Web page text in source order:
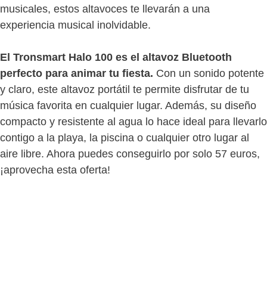
musicales, estos altavoces te llevarán a una
experiencia musical inolvidable.
El Tronsmart Halo 100 es el altavoz Bluetooth
perfecto para animar tu fiesta. Con un sonido potente
y claro, este altavoz portátil te permite disfrutar de tu
música favorita en cualquier lugar. Además, su diseño
compacto y resistente al agua lo hace ideal para llevarlo
contigo a la playa, la piscina o cualquier otro lugar al
aire libre. Ahora puedes conseguirlo por solo 57 euros,
¡aprovecha esta oferta!